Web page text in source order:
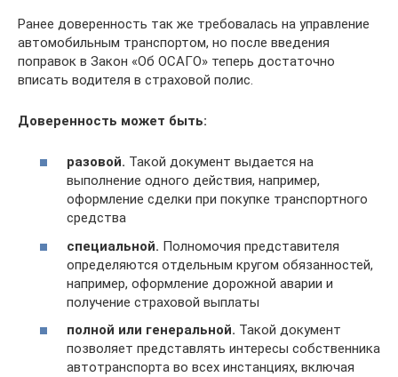
Ранее доверенность так же требовалась на управление
автомобильным транспортом, но после введения
поправок в Закон «Об ОСАГО» теперь достаточно
вписать водителя в страховой полис.
Доверенность может быть:
разовой. Такой документ выдается на
выполнение одного действия, например,
оформление сделки при покупке транспортного
средства
специальной. Полномочия представителя
определяются отдельным кругом обязанностей,
например, оформление дорожной аварии и
получение страховой выплаты
полной или генеральной. Такой документ
позволяет представлять интересы собственника
автотранспорта во всех инстанциях, включая